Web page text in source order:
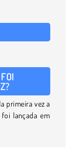
primeira vez a
lançada em